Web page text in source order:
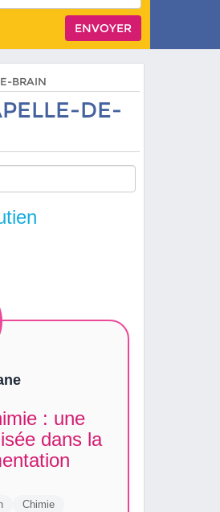
BRAIN
DE-
: une
dans la
Chimie